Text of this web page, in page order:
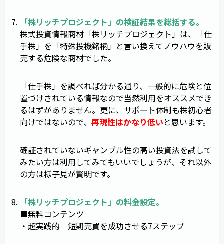
「株リッチプロジェクト」の検証結果を総括する。
株式投資情報商材「株リッチプロジェクト」は、「仕
手株」を「特殊投機銘柄」と言い換えてノウハウを販
売する危険な商材でした。
「仕手株」を調べれば分かる通り、一般的に危険と位
置づけされている情報なので当然利用をオススメでき
るはずがありません。更に、サポート体制も株初心者
向けではないので、 再現性はかなり低いと思います。
確証されていないギャンブル性の高い投資法を試して
みたい方は利用してみてもいいでしょうが、それ以外
の方は様子見が賢明です。
「株リッチプロジェクト」の料金設定。
■無料コンテンツ
・超実践的 短期売買を成功させる7ステップ